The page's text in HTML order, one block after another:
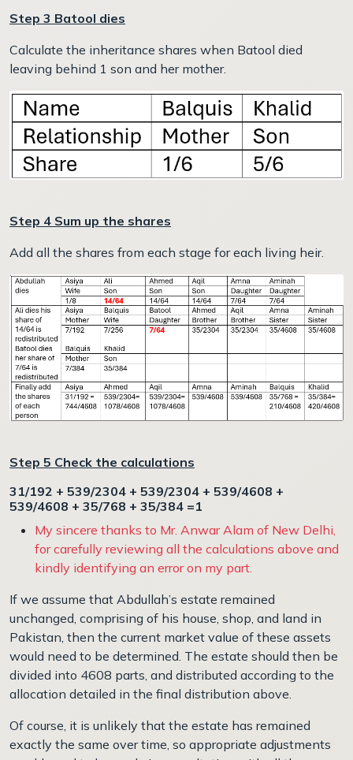
Step 3 Batool dies
Calculate the inheritance shares when Batool died
leaving behind 1 son and her mother.
Step 4 Sum up the shares
Add all the shares from each stage for each living heir.
Step 5 Check the calculations
31/192 + 539/2304 + 539/2304 + 539/4608 +
539/4608 + 35/768 + 35/384 =1
My sincere thanks to Mr. Anwar Alam of New Delhi,
for carefully reviewing all the calculations above and
kindly identifying an error on my part.
If we assume that Abdullah’s estate remained
unchanged, comprising of his house, shop, and land in
Pakistan, then the current market value of these assets
would need to be determined. The estate should then be
divided into 4608 parts, and distributed according to the
allocation detailed in the final distribution above.
Of course, it is unlikely that the estate has remained
exactly the same over time, so appropriate adjustments